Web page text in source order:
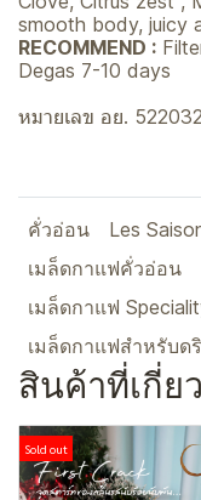
smooth body, juicy
RECOMMEND :
Degas 7-10 days
หมายเลข อย.
คั่วอ่อน Les
เมล็ดกาแฟคั่วอ่อน
เมล็ดกาแฟ
เมล็ดกาแฟสำหรับด
สินค้าที่เกี่ย
Sold out